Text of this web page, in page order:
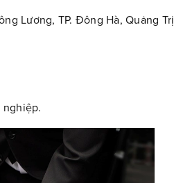
Lương, TP. Đông Hà, Quảng Trị